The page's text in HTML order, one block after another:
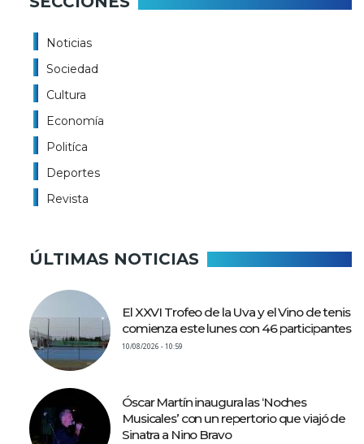
Noticias
Sociedad
Cultura
Economía
Politíca
Deportes
Revista
ÚLTIMAS NOTICIAS
El XXVI Trofeo de la Uva y el Vino de tenis
comienza este lunes con 46 participantes
10/08/2026 - 10:59
Óscar Martín inaugura las ‘Noches
Musicales’ con un repertorio que viajó de
Sinatra a Nino Bravo